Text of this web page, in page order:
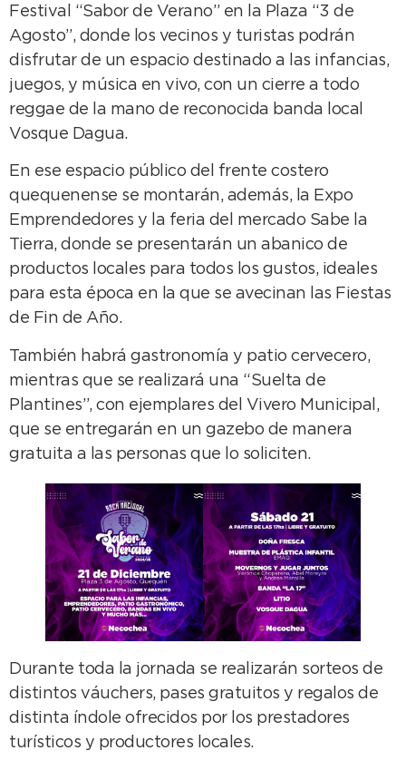
Festival “Sabor de Verano” en la Plaza “3 de
Agosto”, donde los vecinos y turistas podrán
disfrutar de un espacio destinado a las infancias,
juegos, y música en vivo, con un cierre a todo
reggae de la mano de reconocida banda local
Vosque Dagua.
En ese espacio público del frente costero
quequenense se montarán, además, la Expo
Emprendedores y la feria del mercado Sabe la
Tierra, donde se presentarán un abanico de
productos locales para todos los gustos, ideales
para esta época en la que se avecinan las Fiestas
de Fin de Año.
También habrá gastronomía y patio cervecero,
mientras que se realizará una “Suelta de
Plantines”, con ejemplares del Vivero Municipal,
que se entregarán en un gazebo de manera
gratuita a las personas que lo soliciten.
Durante toda la jornada se realizarán sorteos de
distintos váuchers, pases gratuitos y regalos de
distinta índole ofrecidos por los prestadores
turísticos y productores locales.